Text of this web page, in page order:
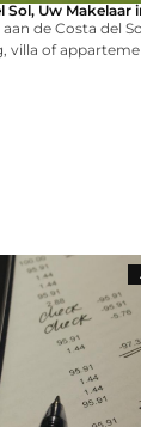
Sol, Uw Makelaar
de Costa del
villa of